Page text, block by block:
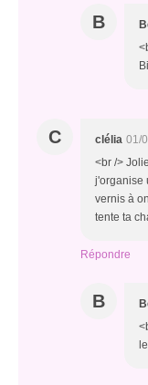
B
C clélia 01/
<br />
j'organise
vernis à
tente ta
Répondre
B